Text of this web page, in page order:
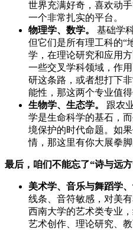
世界充满好奇，喜欢动
一个非常扎实的平台。
物理学、数学。
基础学
但它们是所有理工科的“
学，在理论研究和应用
一些交叉学科领域，作
研这条路，或者想打下
能性，那这两个专业值得
生物学、生态学。
跟农
学是生命科学的基石，
境保护的时代命题。如
情，那这里有你大展拳脚
最后，咱们不能忘了“诗与远
美术学、音乐与舞蹈学、
线条、音符敏感，对美
西南大学的艺术类专业
艺术创作、理论研究、